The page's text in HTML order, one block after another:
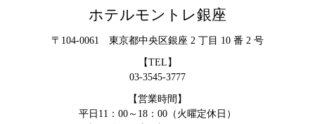
ホテルモントレ銀座
〒104-0061 東京都中央区銀座 2 丁目 10 番 2 号
【TEL】
03-3545-3777
【営業時間】
平日11：00～18：00（火曜定休日）